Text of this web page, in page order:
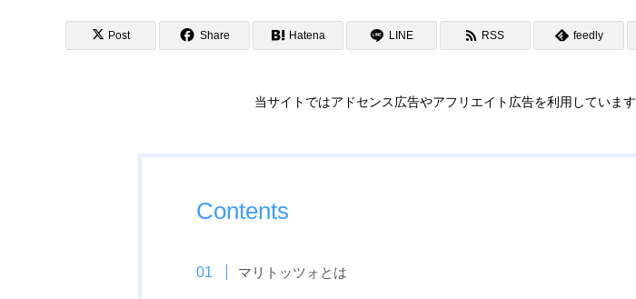
Post Share Hatena LINE RSS feedly
当サイトではアドセンス広告やアフリエイト広告を利用しています
Contents
マリトッツォとは